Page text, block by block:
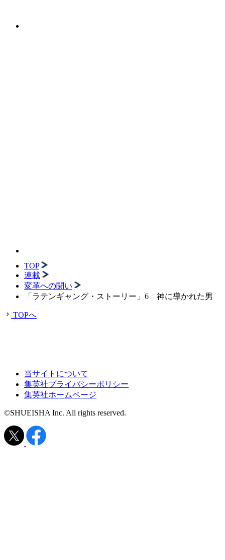
TOP
連載
変革への闘い
「ラテンギャング・ストーリー」6 神に導かれた男
TOPへ
当サイトについて
集英社プライバシーポリシー
集英社ホームページ
©SHUEISHA Inc. All rights reserved.